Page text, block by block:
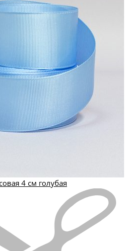
4 см голубая